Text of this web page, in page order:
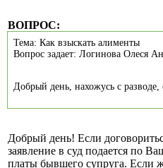
ВОПРОС:
Тема: Как взыскать алименты
Вопрос задает: Логинова Олеся
Добрый день, нахожусь с разводе,
Добрый день! Если
заявление в суд подается по
платы бывшего супруга. Если